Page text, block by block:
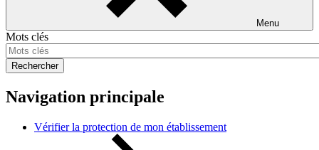
Menu
Mots clés
Rechercher
Navigation principale
Vérifier la protection de mon établissement